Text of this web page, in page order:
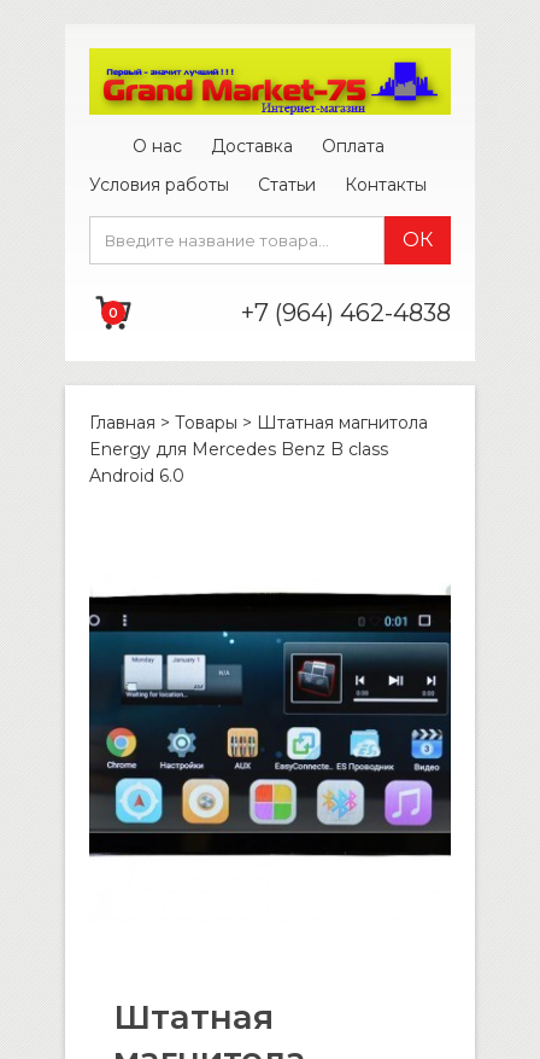
О нас Доставка
Оплата
Условия работы
Статьи Контакты
0 +7 (964) 462-4838
Главная > Товары > Штатная магнитола
Energy для Mercedes Benz B class
Android 6.0
Штатная